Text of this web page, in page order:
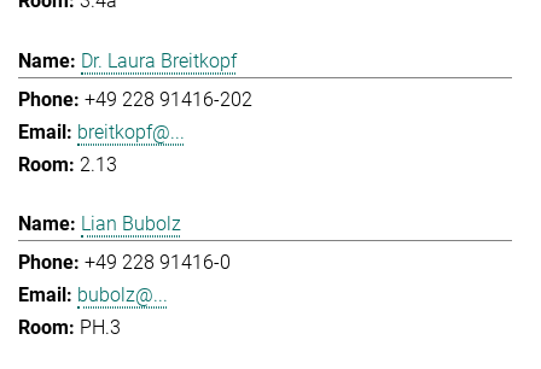
Dr. Laura Breitkopf
+49 228 91416-202
breitkopf@...
2.13
Lian Bubolz
+49 228 91416-0
bubolz@...
PH.3